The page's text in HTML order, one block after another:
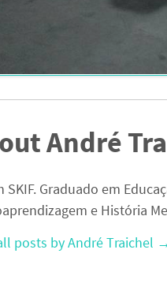
André
SKIF. Graduado em
e História
posts by André Traichel